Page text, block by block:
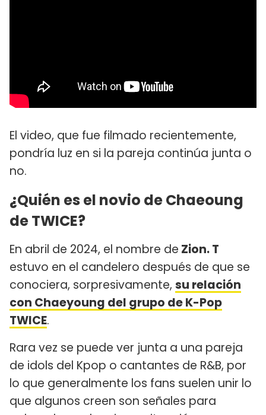
El video, que fue filmado recientemente,
pondría luz en si la pareja continúa junta o
no.
¿Quién es el novio de Chaeoung
de TWICE?
En abril de 2024, el nombre de Zion. T
estuvo en el candelero después de que se
conociera, sorpresivamente, su relación
con Chaeyoung del grupo de K-Pop
TWICE.
Rara vez se puede ver junta a una pareja
de idols del Kpop o cantantes de R&B, por
lo que generalmente los fans suelen unir lo
que algunos creen son señales para